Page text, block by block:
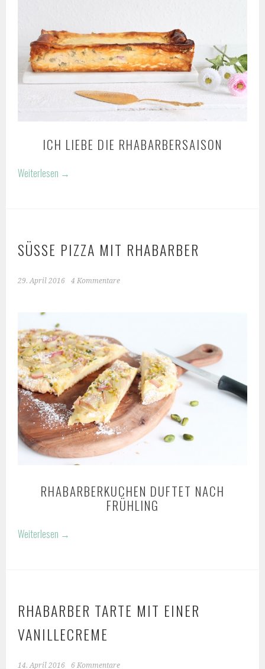
ICH LIEBE DIE RHABARBERSAISON
Weiterlesen →
SÜSSE PIZZA MIT RHABARBER
29. April 2016 4 Kommentare
RHABARBERKUCHEN DUFTET NACH
FRÜHLING
Weiterlesen →
RHABARBER TARTE MIT EINER
VANILLECREME
14. April 2016 6 Kommentare